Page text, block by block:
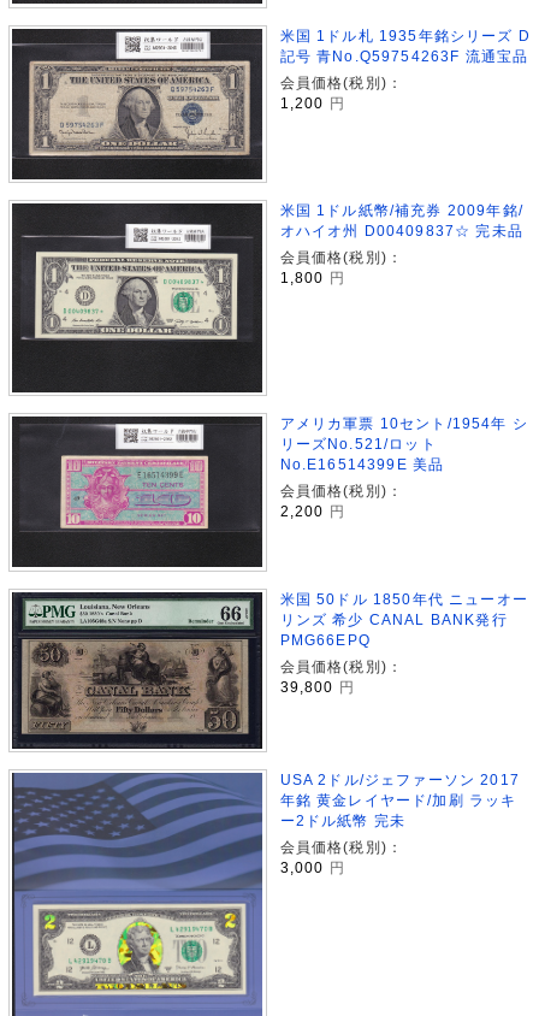
米国 1ドル札 1935年銘シリーズ D
記号 青No.Q59754263F 流通宝品
会員価格(税別)：
1,200 円
米国 1ドル紙幣/補充券 2009年銘/
オハイオ州 D00409837☆ 完未品
会員価格(税別)：
1,800
円
アメリカ軍票 10セント/1954年 シ
リーズNo.521/ロット
No.E16514399E 美品
会員価格(税別)：
2,200 円
米国 50ドル 1850年代 ニューオー
リンズ 希少 CANAL BANK発行
PMG66EPQ
会員価格(税別)：
39,800 円
USA 2ドル/ジェファーソン 2017
年銘 黄金レイヤード/加刷 ラッキ
ー2ドル紙幣 完未
会員価格(税別)：
3,000 円